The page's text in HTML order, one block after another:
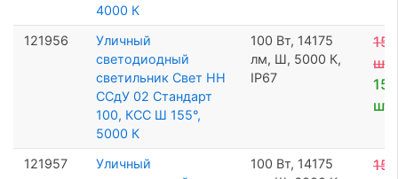
4000 К
121956
Уличный
светодиодный
светильник Свет НН
ССдУ 02 Стандарт
100, КСС Ш 155°,
5000 К
100 Вт, 14175
лм, Ш, 5000 К,
IP67
15
шт
15
шт
121957
Уличный
100 Вт, 14175
15